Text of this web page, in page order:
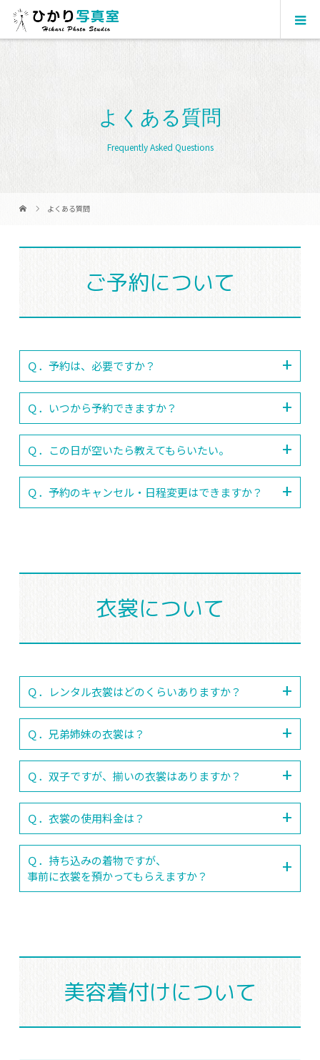
よくある質問
Frequently Asked Questions
よくある質問
ご予約について
Ｑ．予約は、必要ですか？
Ｑ．いつから予約できますか？
Ｑ．この日が空いたら教えてもらいたい。
Ｑ．予約のキャンセル・日程変更はできますか？
衣裳について
Ｑ．レンタル衣裳はどのくらいありますか？
Ｑ．兄弟姉妹の衣裳は？
Ｑ．双子ですが、揃いの衣裳はありますか？
Ｑ．衣裳の使用料金は？
Ｑ．持ち込みの着物ですが、
事前に衣裳を預かってもらえますか？
美容着付けについて